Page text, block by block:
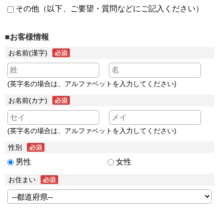
その他（以下、ご要望・質問などにご記入ください）
■お客様情報
お名前(漢字)
(英字名の場合は、アルファベットを入力してください)
お名前(カナ)
(英字名の場合は、アルファベットを入力してください)
性別
男性 女性
お住まい